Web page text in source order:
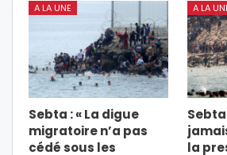
A LA UNE
Sebta : « La digue
migratoire n’a pas
cédé sous les
A LA
Sebta
la